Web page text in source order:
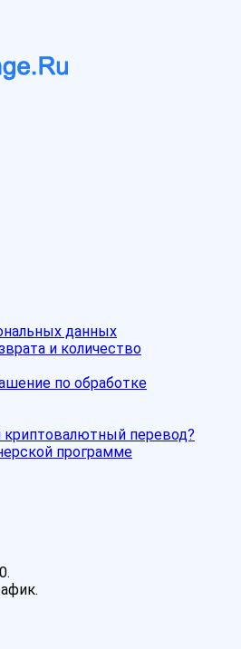
данных
и количество
по обработке
криптовалютный перевод?
программе